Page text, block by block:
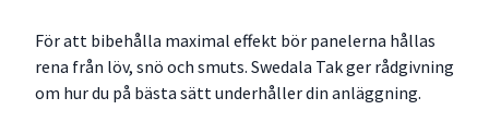
För att bibehålla maximal effekt bör panelerna hållas
rena från löv, snö och smuts. Swedala Tak ger rådgivning
om hur du på bästa sätt underhåller din anläggning.